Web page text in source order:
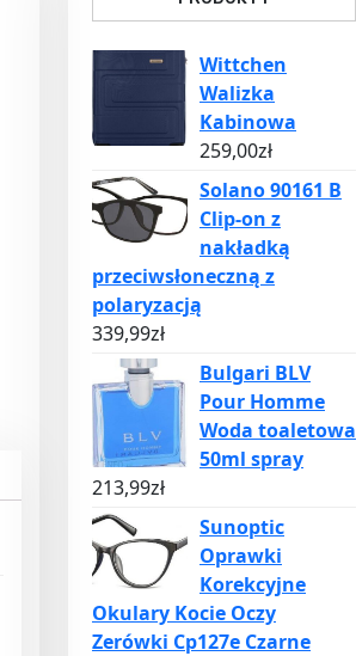
Wittchen
Walizka
Kabinowa
259,00zł
Solano 90161 B
Clip-on z
nakładką
przeciwsłoneczną z
polaryzacją
339,99zł
Bulgari BLV
Pour Homme
Woda toaletowa
50ml spray
213,99zł
Sunoptic
Oprawki
Korekcyjne
Okulary Kocie Oczy
Zerówki Cp127e Czarne